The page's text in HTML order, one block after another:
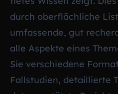
durch oberflächliche
umfassende, gut
alle Aspekte eines
Sie verschiedene
Fallstudien, detaillierte